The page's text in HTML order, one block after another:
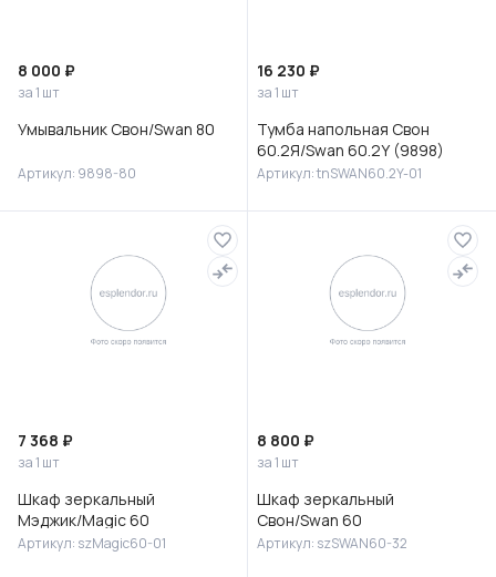
8 000 ₽
за 1 шт
Умывальник Свон/Swan 80
Артикул: 9898-80
16 230 ₽
за 1 шт
Тумба напольная Свон
60.2Я/Swan 60.2Y (9898)
Артикул: tnSWAN60.2Y-01
7 368 ₽
за 1 шт
Шкаф зеркальный
Мэджик/Magic 60
Артикул: szMagic60-01
8 800 ₽
за 1 шт
Шкаф зеркальный
Свон/Swan 60
Артикул: szSWAN60-32